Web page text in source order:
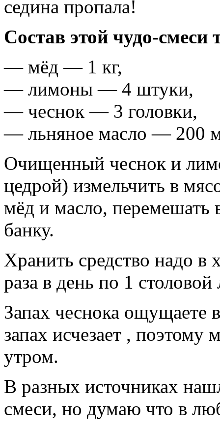
седина пропала!
Состав этой чудо-смеси
— мёд — 1 кг,
— лимоны — 4 штуки,
— чеснок — 3 головки,
— льняное масло — 200
Очищенный чеснок и
цедрой) измельчить в
мёд и масло, перемешать
банку.
Хранить средство надо в
раза в день по 1
Запах чеснока ощущаете
запах исчезает ,
утром.
В разных источниках
смеси, но думаю что в